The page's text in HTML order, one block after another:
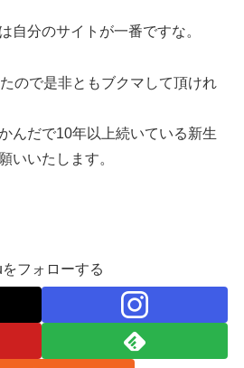
自分のサイトが一番ですな。
ので是非ともブクマして頂けれ
んだで10年以上続いている新生
いいたします。
をフォローする